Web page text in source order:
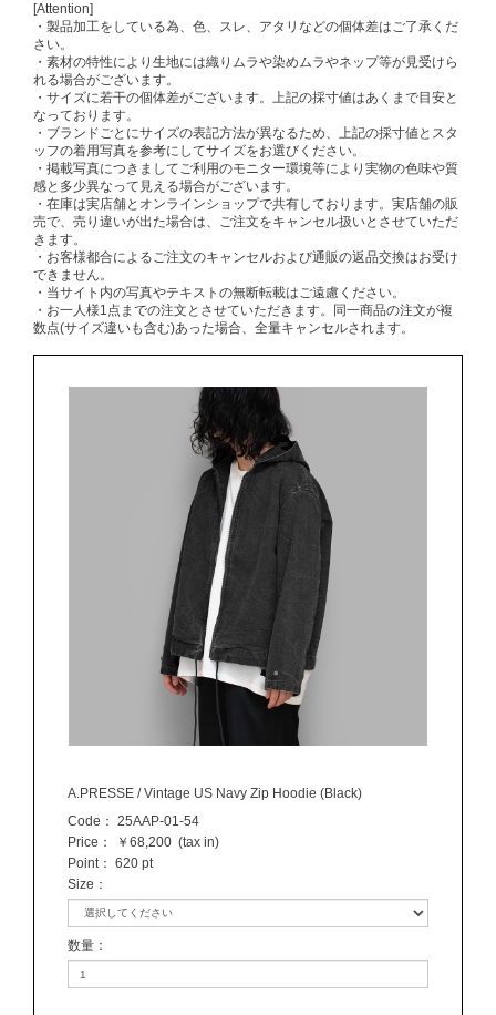
[Attention]
・製品加工をしている為、色、スレ、アタリなどの個体差はご了承くだ
さい。
・素材の特性により生地には織りムラや染めムラやネップ等が見受けら
れる場合がございます。
・サイズに若干の個体差がございます。上記の採寸値はあくまで目安と
なっております。
・ブランドごとにサイズの表記方法が異なるため、上記の採寸値とスタ
ッフの着用写真を参考にしてサイズをお選びください。
・掲載写真につきましてご利用のモニター環境等により実物の色味や質
感と多少異なって見える場合がございます。
・在庫は実店舗とオンラインショップで共有しております。実店舗の販
売で、売り違いが出た場合は、ご注文をキャンセル扱いとさせていただ
きます。
・お客様都合によるご注文のキャンセルおよび通販の返品交換はお受け
できません。
・当サイト内の写真やテキストの無断転載はご遠慮ください。
・お一人様1点までの注文とさせていただきます。同一商品の注文が複
数点(サイズ違いも含む)あった場合、全量キャンセルされます。
A.PRESSE / Vintage US Navy Zip Hoodie (Black)
Code： 25AAP-01-54
Price：
￥68,200 (tax in)
Point： 620 pt
Size ：
数量 ：